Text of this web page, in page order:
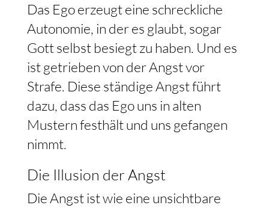
Das Ego erzeugt eine schreckliche
Autonomie, in der es glaubt, sogar
Gott selbst besiegt zu haben. Und es
ist getrieben von der Angst vor
Strafe. Diese ständige Angst führt
dazu, dass das Ego uns in alten
Mustern festhält und uns gefangen
nimmt.
Die Illusion der Angst
Die Angst ist wie eine unsichtbare